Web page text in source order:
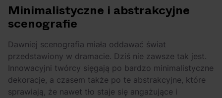
Minimalistyczne i abstrakcyjne
scenografie
Dawniej scenografia miała oddawać świat
przedstawiony w dramacie. Dziś nie zawsze tak jest.
Innowacyjni twórcy sięgają po bardzo minimalistyczne
dekoracje, a czasem także po te abstrakcyjne, które
sprawiają, że nawet tło staje się angażujące i